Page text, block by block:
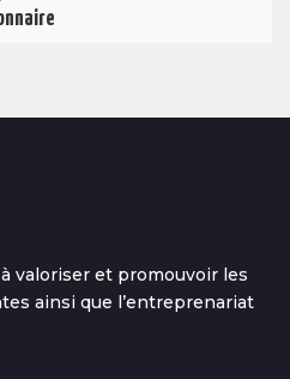
valoriser et promouvoir les
ainsi que l’entreprenariat